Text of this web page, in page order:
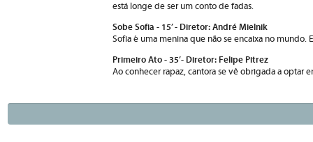
está longe de ser um conto de fadas.
Sobe Sofia - 15’ - Diretor: André Mielnik
Sofia é uma menina que não se encaixa no mundo.
Primeiro Ato - 35’- Diretor: Felipe Pitrez
Ao conhecer rapaz, cantora se vê obrigada a optar